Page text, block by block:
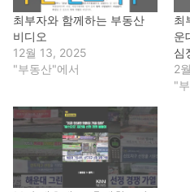
최부자와 함께하는 부동산
비디오
12월 13, 2025
"부동산"에서
최
운
심
2
"